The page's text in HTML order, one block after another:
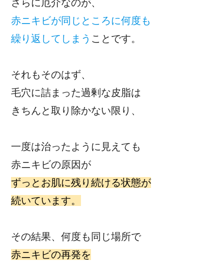
さらに厄介なのが、
赤ニキビが同じところに何度も
繰り返してしまう ことです。
それもそのはず、
毛穴に詰まった過剰な皮脂は
きちんと取り除かない限り、
一度は治ったように見えても
赤ニキビの原因が
ずっとお肌に残り続ける状態が
続いています。
その結果、何度も同じ場所で
赤ニキビの再発を